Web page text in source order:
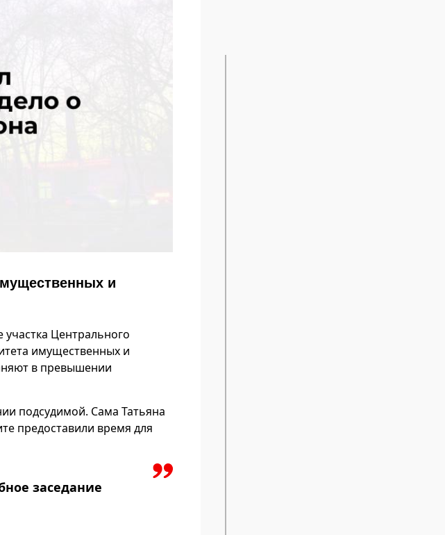
и
участка Центрального
имущественных и
в превышении
подсудимой. Сама Татьяна
предоставили время для
заседание